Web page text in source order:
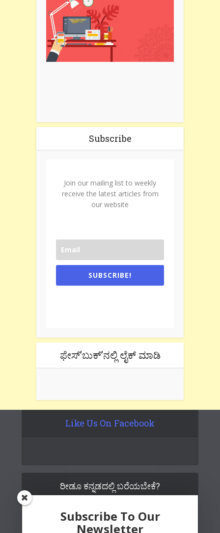
Subscribe
Join our mailing list to weekly
receive the latest articles from
our website
SUBSCRIBE!
ಫೇಸ್’ಬುಕ್’ನಲ್ಲಿ ಲೈಕ್ ಮಾಡಿ
Like Us On Facebook
ರೀಡೂ ಕನ್ನಡದಲ್ಲಿ ಬರೆಯಬೇಕೆ?
Subscribe To Our
Newsletter